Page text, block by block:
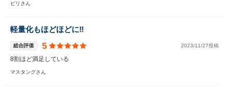
ビリさん
軽量化もほどほどに‼
総合評価 5 2023/11/27投稿
8割ほど満足している
マスタングさん